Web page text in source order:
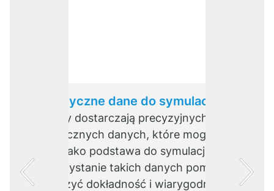
Realistyczne dane do symulacji
Pomiary dostarczają precyzyjnych i
realistycznych danych, które mogą
służyć jako podstawa do symulacji.
Wykorzystanie takich danych pomaga
zwiększyć dokładność i wiarygodność